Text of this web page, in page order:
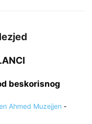
beskorisnog
Ahmed Muzejjen -